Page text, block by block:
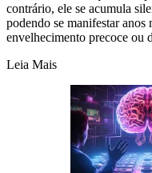
contrário, ele se acumula
podendo se manifestar anos
envelhecimento precoce ou
Leia Mais